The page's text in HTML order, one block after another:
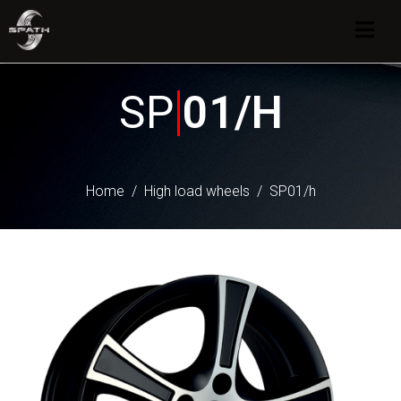
SP 01/H
Home High load wheels SP01/h